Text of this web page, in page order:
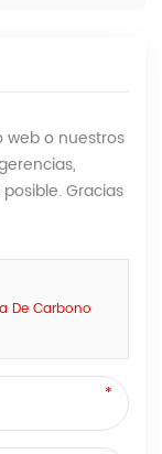
web o nuestros
Gracias
De Carbono